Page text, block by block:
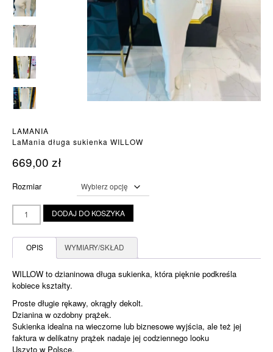
LAMANIA
LaMania długa sukienka WILLOW
669,00 zł
Rozmiar
ilość
LaMania
sukienka
WILLOW
DODAJ DO KOSZYKA
OPIS WYMIARY/SKŁAD
WILLOW to dzianinowa długa sukienka, która pięknie podkreśla
kobiece kształty.
Proste długie rękawy, okrągły dekolt.
Dzianina w ozdobny prążek.
Sukienka idealna na wieczorne lub biznesowe wyjścia, ale też jej
faktura w delikatny prążek nadaje jej codziennego looku
Uszyto w Polsce.